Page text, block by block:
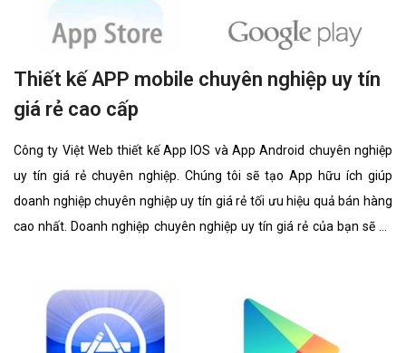
Thiết kế APP mobile chuyên nghiệp uy tín
giá rẻ cao cấp
Công ty Việt Web thiết kế App IOS và App Android chuyên nghiệp
uy tín giá rẻ chuyên nghiệp. Chúng tôi sẽ tạo App hữu ích giúp
doanh nghiệp chuyên nghiệp uy tín giá rẻ tối ưu hiệu quả bán hàng
cao nhất. Doanh nghiệp chuyên nghiệp uy tín giá rẻ của bạn sẽ sở